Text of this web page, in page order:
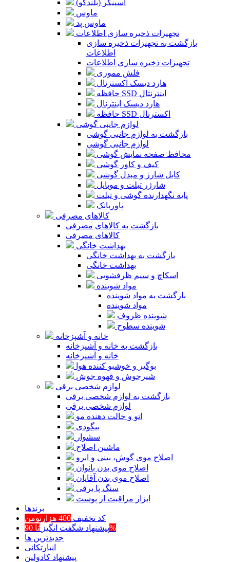
اسپیکر (بلندگو)
ماوس
ماوس پد
تجهیزات ذخیره سازی اطلاعات
بازگشت به تجهیزات ذخیره سازی
اطلاعات
تجهیزات ذخیره سازی اطلاعات
فلش مموری
هارد دیسک اکسترنال
حافظه SSD اینترنتال
هارد دیسک اینترنال
حافظه SSD اکسترنال
لوازم جانبی گوشی
بازگشت به لوازم جانبی گوشی
لوازم جانبی گوشی
محافظ صفحه نمایش گوشی
کیف و کاور گوشی
کابل شارژ و مبدل گوشی
شارژر تبلت و موبایل
پایه نگهدارنده گوشی و تبلت
پاوربانک
کالاهای مصرفی
بازگشت به کالاهای مصرفی
کالاهای مصرفی
بهداشت خانگی
بازگشت به بهداشت خانگی
بهداشت خانگی
اسکاچ و سیم ظرفشویی
مواد شوینده
بازگشت به مواد شوینده
مواد شوینده
شوینده ظروف
شوینده سطوح
خانه و آشپزخانه
بازگشت به خانه و آشپزخانه
خانه و آشپزخانه
بوگیر و خوشبو کننده هوا
شیرجوش و قهوه جوش
لوازم شخصی برقی
بازگشت به لوازم شخصی برقی
لوازم شخصی برقی
اتو و حالت دهنده مو
بیگودی
سشوار
ماشین اصلاح
اصلاح موی گوش، بینی و ابرو
اصلاح موی بدن بانوان
اصلاح موی بدن آقایان
سنگ پا برقی
ابزار مراقبت از پوست
برند‌ها
کد تخفیف 400 هزارتومن
پیشنهاد شگفت انگیزتا 90%
جدیدترین ها
انبارتکانی
پیشنهاد کادولین